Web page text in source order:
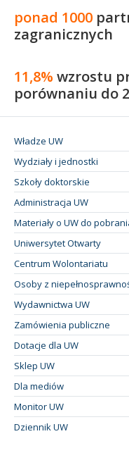
ponad 1000
zagranicznych
11,8% wzrostu
porównaniu do
Władze UW
Wydziały i jednostki
Szkoły doktorskie
Administracja UW
Materiały o UW do
Uniwersytet Otwarty
Centrum Wolontariatu
Osoby z
Wydawnictwa UW
Zamówienia publiczne
Dotacje dla UW
Sklep UW
Dla mediów
Monitor UW
Dziennik UW